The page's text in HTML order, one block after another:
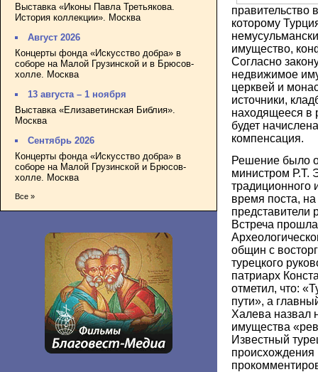
Выставка «Иконы Павла Третьякова.
История коллекции». Москва
Август 2026
Концерты фонда «Искусство добра» в
соборе на Малой Грузинской и в Брюсов-
холле. Москва
13 августа – 1 ноября
Выставка «Елизаветинская Библия».
Москва
Сентябрь 2026
Концерты фонда «Искусство добра» в
соборе на Малой Грузинской и Брюсов-
холле. Москва
Все »
правительство
которому
имущество,
Согласно
недвижимое
церквей и
источники,
находящееся в
будет
компенсация.
Решение было
министром Р.Т.
традиционного
время поста,
представители
Встреча
общин с
турецкого
патриарх
отметил, что:
пути», а
Халева назвал
имущества
Известный